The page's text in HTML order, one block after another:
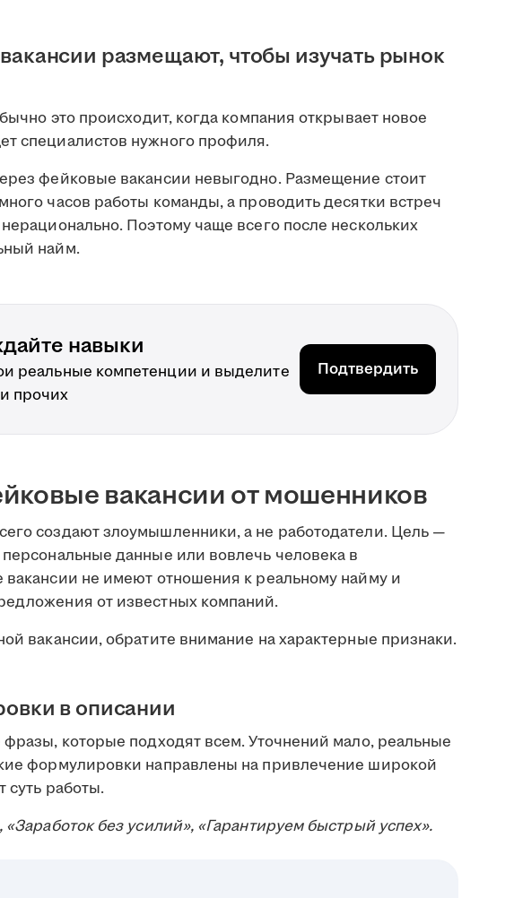
размещают, чтобы изучать рынок
это происходит, когда компания открывает новое
специалистов нужного профиля.
фейковые вакансии невыгодно. Размещение стоит
часов работы команды, а проводить десятки встреч
Поэтому чаще всего после нескольких
найм.
навыки
реальные компетенции и выделите
прочих
Подтвердить
вакансии от мошенников
создают злоумышленники, а не работодатели. Цель —
данные или вовлечь человека в
не имеют отношения к реальному найму и
от известных компаний.
вакансии, обратите внимание на характерные признаки.
в описании
которые подходят всем. Уточнений мало, реальные
формулировки направлены на привлечение широкой
суть работы.
без усилий», «Гарантируем быстрый успех».